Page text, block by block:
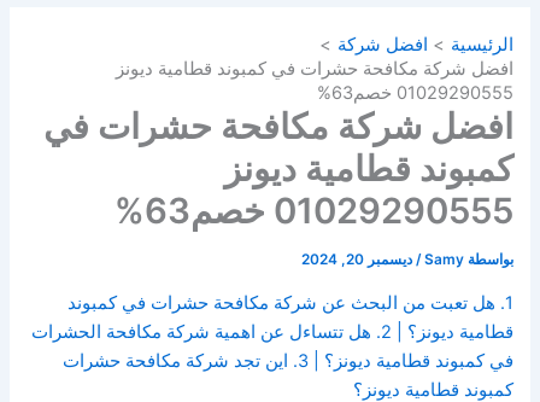
الرئيسية
افضل شركة
افضل شركة مكافحة حشرات في كمبوند قطامية ديونز
01029290555 خصم63%
افضل شركة مكافحة حشرات في
كمبوند قطامية ديونز
01029290555 خصم63%
بواسطة Samy
/ديسمبر 20, 2024
1. هل تعبت من البحث عن شركة مكافحة حشرات في كمبوند
قطامية ديونز؟ | 2. هل تتساءل عن اهمية شركة مكافحة الحشرات
في كمبوند قطامية ديونز؟ | 3. اين تجد شركة مكافحة حشرات
كمبوند قطامية ديونز؟